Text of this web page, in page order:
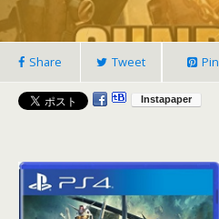
Share Tweet Pin